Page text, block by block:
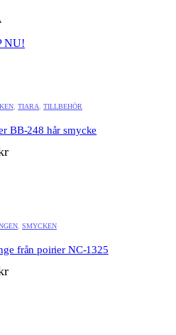
NU!
, TIARA, TILLBEHÖR
BB-248 hår smycke
, SMYCKEN
från poirier NC-1325